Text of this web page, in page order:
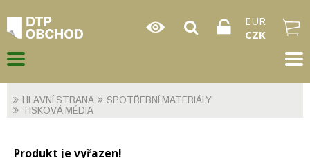
EUR
CZK
HLAVNÍ STRANA
SPOTŘEBNÍ MATERIÁLY
TISKOVÁ MÉDIA
Produkt je vyřazen!